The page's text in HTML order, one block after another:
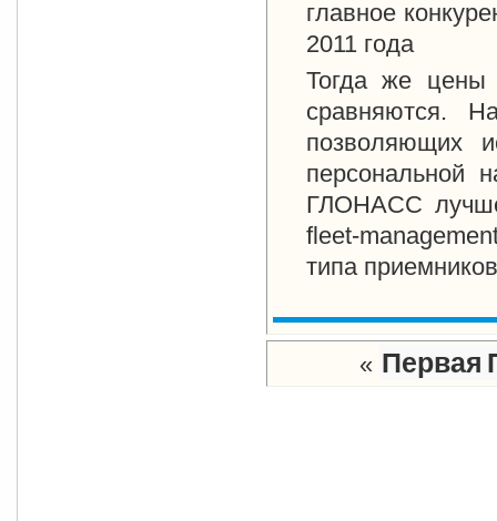
главное
2011 года
Тогда же
сравняются.
позволяющих
персональной
ГЛОНАСС
fleet-
типа
« Первая